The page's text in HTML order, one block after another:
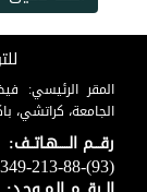
المقر الرئيسي:
الجامعة، كراتشي،
رقـــم الـــــهـاتــف:
213-88-(93)